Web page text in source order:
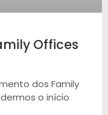
Offices
dos Family
o início